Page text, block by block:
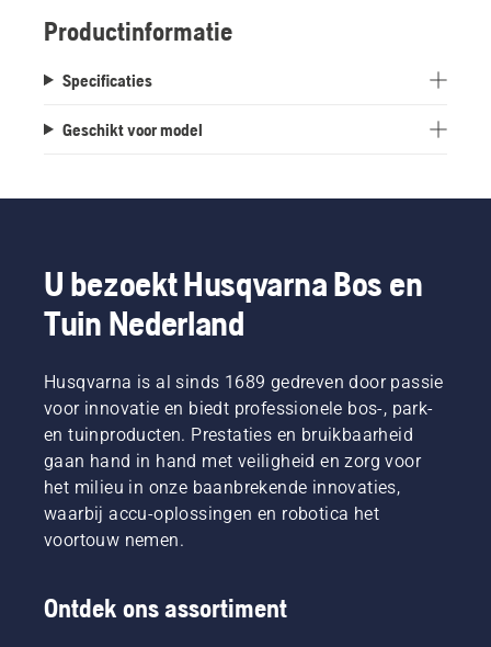
Productinformatie
Specificaties
Geschikt voor model
U bezoekt Husqvarna Bos en
Tuin Nederland
Husqvarna is al sinds 1689 gedreven door passie
voor innovatie en biedt professionele bos-, park-
en tuinproducten. Prestaties en bruikbaarheid
gaan hand in hand met veiligheid en zorg voor
het milieu in onze baanbrekende innovaties,
waarbij accu-oplossingen en robotica het
voortouw nemen.
Ontdek ons assortiment